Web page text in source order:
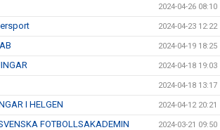
2024-04-26 08:10
2024-04-23 12:22
2024-04-19 18:25
2024-04-18 19:03
2024-04-18 13:17
I HELGEN 2024-04-12 20:21
FOTBOLLSAKADEMIN 2024-03-21 09:50